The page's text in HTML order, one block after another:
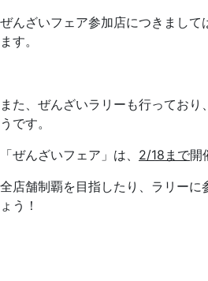
ぜんざいフェア参加店につきまして
ます。
また、ぜんざいラリーも行っており
うです。
「ぜんざいフェア」は、 2/18まで開
全店舗制覇を目指したり、ラリーに
ょう！